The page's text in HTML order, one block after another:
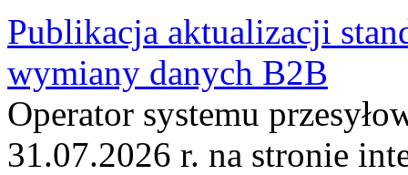
Publikacja aktualizacji
wymiany danych B2B
Operator systemu
31.07.2026 r. na stronie